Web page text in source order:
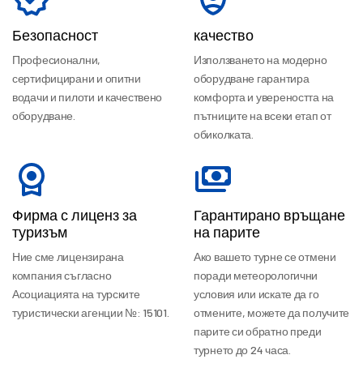
Безопасност
Професионални,
сертифицирани и опитни
водачи и пилоти и качествено
оборудване.
качество
Използването на модерно
оборудване гарантира
комфорта и увереността на
пътниците на всеки етап от
обиколката.
Фирма с лиценз за
туризъм
Ние сме лицензирана
компания съгласно
Асоциацията на турските
туристически агенции №: 15101.
Гарантирано връщане
на парите
Ако вашето турне се отмени
поради метеорологични
условия или искате да го
отмените, можете да получите
парите си обратно преди
турнето до 24 часа.